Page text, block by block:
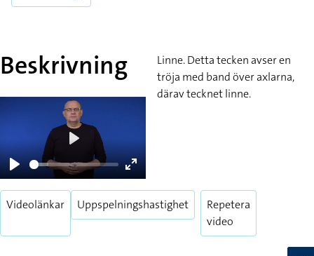
Beskrivning
Play
Enter
fullscreen
Videolänkar Uppspelningshastighet
Repetera
video
Linne. Detta tecken avser en
tröja med band över axlarna,
därav tecknet linne.